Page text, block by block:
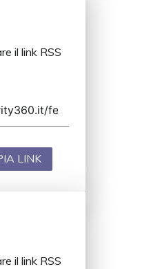
il link RSS
LINK
il link RSS